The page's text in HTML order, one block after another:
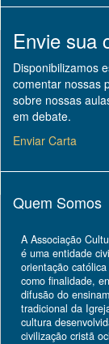
Envie sua
Disponibilizamos
comentar nossas
sobre nossas
em debate.
Enviar Carta
Quem Somos
A Associação
é uma entidade
orientação
como finalidade,
difusão do
tradicional da
cultura
civilização cristã